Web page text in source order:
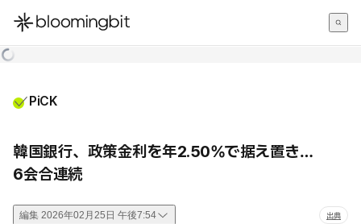
한국어
PiCK
韓国銀行、政策金利を年2.50%で据え置き…
6会合連続
編集 2026年02月25日 午後7:54 出典